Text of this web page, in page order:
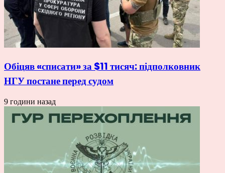
Обіцяв «списати» за $11 тисяч: підполковник
НГУ постане перед судом
9 години назад